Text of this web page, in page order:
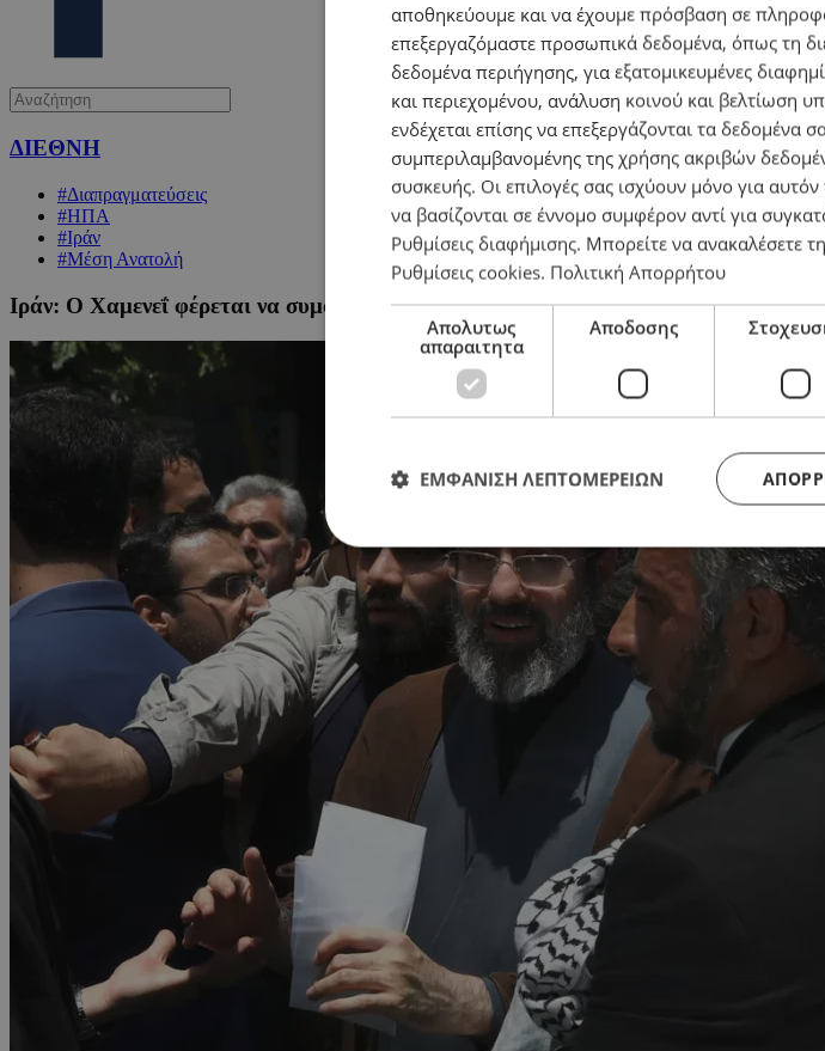
ΔΙΕΘΝΗ
#Διαπραγματεύσεις
#ΗΠΑ
#Ιράν
#Μέση Ανατολή
Ιράν: Ο Χαμενεΐ φέρεται να συμφωνεί σε διαπραγματεύσεις με τις ΗΠΑ, παρά
αποθηκεύουμε και να έχουμε πρόσβαση σε
επεξεργαζόμαστε προσωπικά δεδομένα, όπως τη
δεδομένα περιήγησης, για εξατομικευμένες
και περιεχομένου, ανάλυση κοινού και βελτίωση
ενδέχεται επίσης να επεξεργάζονται τα δεδομένα
συμπεριλαμβανομένης της χρήσης ακριβών
συσκευής. Οι επιλογές σας ισχύουν μόνο για
να βασίζονται σε έννομο συμφέρον αντί για
Ρυθμίσεις διαφήμισης. Μπορείτε να ανακαλέσετε
Ρυθμίσεις cookies. Πολιτική Απορρήτου
Απολυτως
απαραιτητα
Αποδοσης
ΕΜΦΑΝΙΣΗ ΛΕΠΤΟΜΕΡΕΙΩΝ